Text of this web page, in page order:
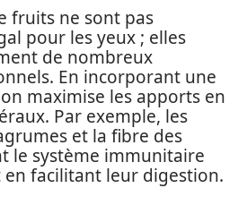
fruits ne sont pas
pour les yeux ; elles
de nombreux
En incorporant une
maximise les apports en
Par exemple, les
et la fibre des
le système immunitaire
facilitant leur digestion.